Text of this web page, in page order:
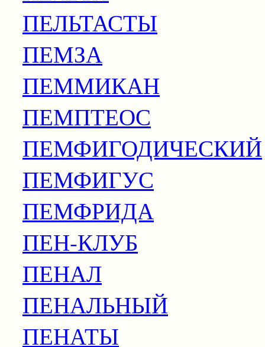
ПЕЛЬТАСТЫ
ПЕМЗА
ПЕММИКАН
ПЕМПТЕОС
ПЕМФИГОДИЧЕСКИЙ
ПЕМФИГУС
ПЕМФРИДА
ПЕН-КЛУБ
ПЕНАЛ
ПЕНАЛЬНЫЙ
ПЕНАТЫ